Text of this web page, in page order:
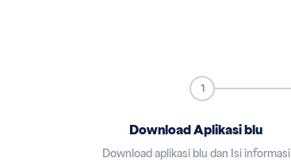
1
Download Aplikasi blu
Download aplikasi blu dan Isi informasi